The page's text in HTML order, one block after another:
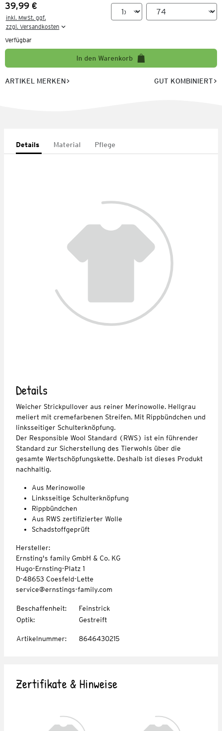
Preis:
39,99 €
inkl. MwSt. ggf.
zzgl. Versandkosten
Verfügbar
In den Warenkorb
ARTIKEL MERKEN GUT KOMBINIERT
Details Material Pflege
Details
Weicher Strickpullover aus reiner Merinowolle. Hellgrau
meliert mit cremefarbenen Streifen. Mit Rippbündchen und
linksseitiger Schulterknöpfung.
Der Responsible Wool Standard (RWS) ist ein führender
Standard zur Sicherstellung des Tierwohls über die
gesamte Wertschöpfungskette. Deshalb ist dieses Produkt
nachhaltig.
Aus Merinowolle
Linksseitige Schulterknöpfung
Rippbündchen
Aus RWS zertifizierter Wolle
Schadstoffgeprüft
Hersteller:
Ernsting's family GmbH & Co. KG
Hugo-Ernsting-Platz 1
D-48653 Coesfeld-Lette
service@ernstings-family.com
Beschaffenheit:
Feinstrick
Optik: Gestreift
Artikelnummer: 8646430215
Zertifikate & Hinweise